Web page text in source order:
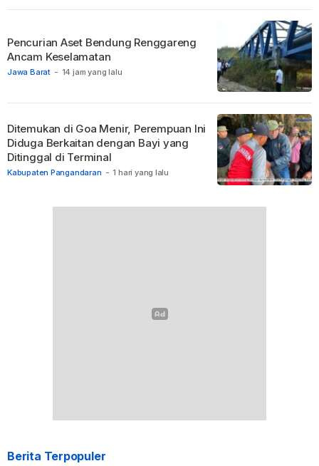
Jawa Barat - 14 jam yang lalu
Pencurian Aset Bendung Renggareng
Ancam Keselamatan
Kabupaten Pangandaran - 1 hari yang lalu
Ditemukan di Goa Menir, Perempuan Ini
Diduga Berkaitan dengan Bayi yang
Ditinggal di Terminal
Berita Terpopuler